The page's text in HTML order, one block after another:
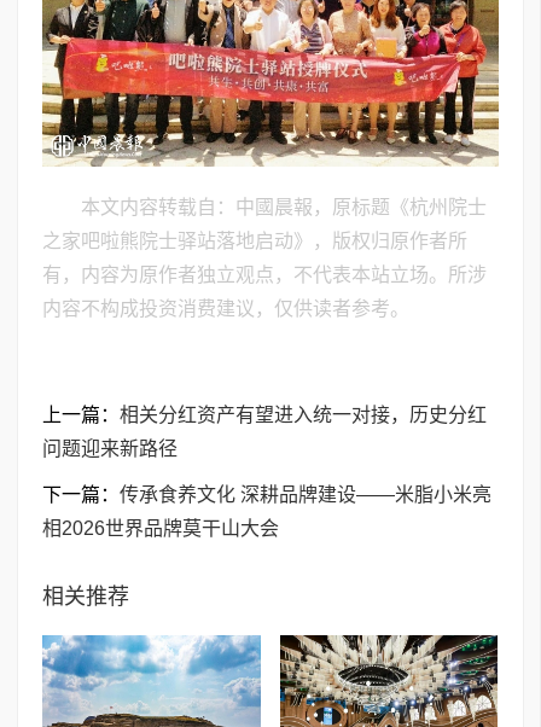
本文内容转载自：中國晨報，原标题《杭州院士
之家吧啦熊院士驿站落地启动》，版权归原作者所
有，内容为原作者独立观点，不代表本站立场。所涉
内容不构成投资消费建议，仅供读者参考。
上一篇： 相关分红资产有望进入统一对接，历史分红
问题迎来新路径
下一篇： 传承食养文化 深耕品牌建设——米脂小米亮
相2026世界品牌莫干山大会
相关推荐